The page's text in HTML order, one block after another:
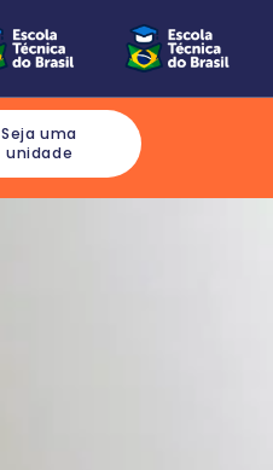
Seja uma
unidade